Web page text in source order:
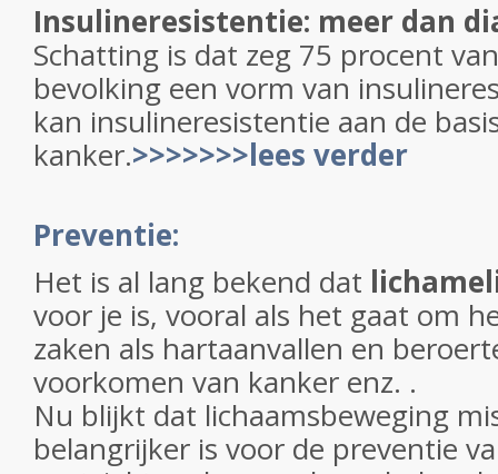
Insulineresistentie: meer dan
Schatting is dat zeg 75 procent
bevolking een vorm van
kan insulineresistentie aan de
kanker.>>>>>>>lees verder
Preventie:
Het is al lang bekend dat
voor je is, vooral als het gaat om
zaken als hartaanvallen en
voorkomen van kanker enz. .
Nu blijkt dat lichaamsbeweging
belangrijker is voor de preventie